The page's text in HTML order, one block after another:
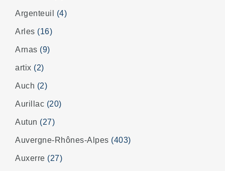
Argenteuil (4)
Arles (16)
Arnas (9)
artix (2)
Auch (2)
Aurillac (20)
Autun (27)
Auvergne-Rhônes-Alpes (403)
Auxerre (27)